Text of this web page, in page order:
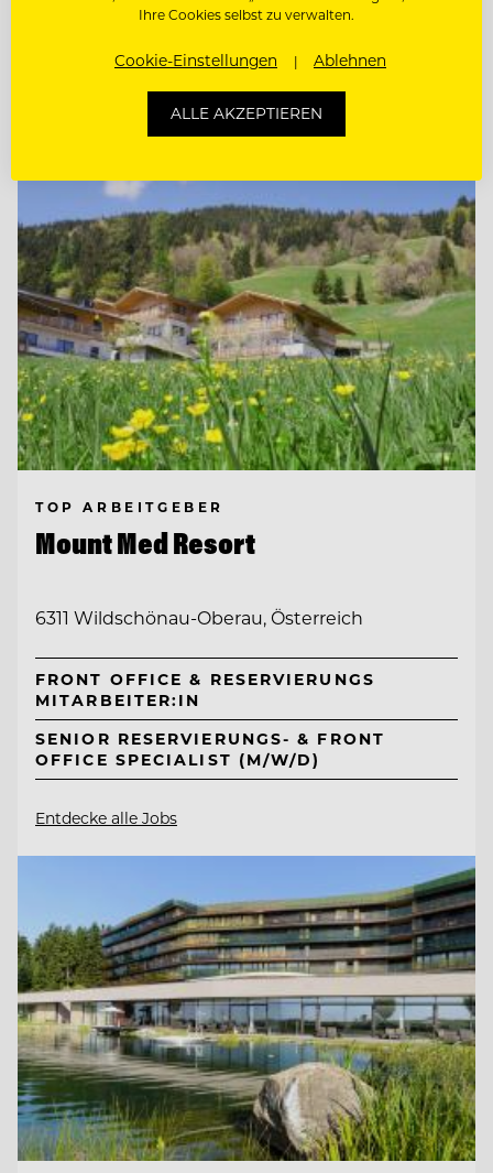
DIREKTIONSASSISTENZ (M/W/D)
TOP ARBEITGEBER
Mount Med Resort
6311 Wildschönau-Oberau, Österreich
FRONT OFFICE & RESERVIERUNGS
MITARBEITER:IN
SENIOR RESERVIERUNGS- & FRONT
OFFICE SPECIALIST (M/W/D)
Entdecke alle Jobs
Ihre Cookies selbst zu verwalten.
Cookie-Einstellungen Ablehnen
ALLE AKZEPTIEREN